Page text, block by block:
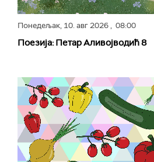
Понедељак, 10. авг 2026, 08:00
Поезија: Петар Аливојводић 8